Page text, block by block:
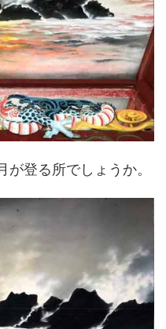
登る所でしょうか。